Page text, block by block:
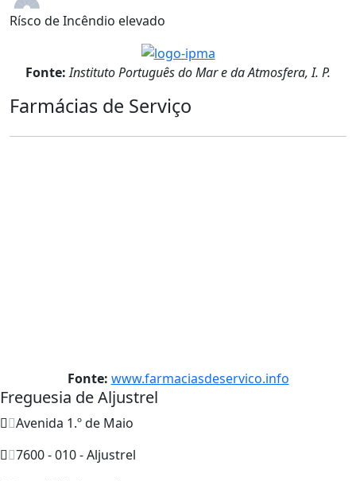
Rísco de Incêndio elevado
Fonte: Instituto Português do Mar e da Atmosfera, I. P.
Farmácias de Serviço
Fonte: www.farmaciasdeservico.info
Freguesia de Aljustrel
Avenida 1.º de Maio
7600 - 010 - Aljustrel